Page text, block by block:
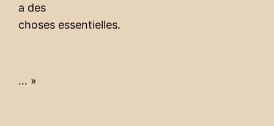
a des
choses essentielles.
… »